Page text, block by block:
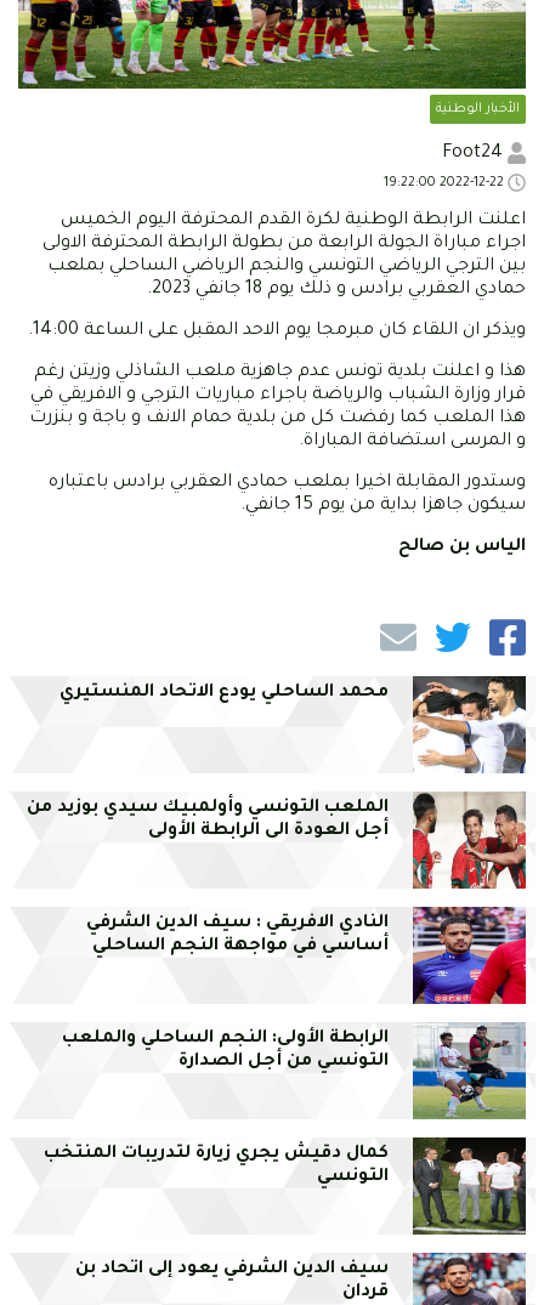
الأخبار الوطنية
اعلنت الرابطة الوطنية لكرة القدم المحترفة اليوم الخميس
اجراء مباراة الجولة الرابعة من بطولة الرابطة المحترفة الاولى
بين الترجي الرياضي التونسي والنجم الرياضي الساحلي بملعب
حمادي العقربي برادس و ذلك يوم 18 جانفي 2023.
ويذكر ان اللقاء كان مبرمجا يوم الاحد المقبل على الساعة 14:00.
هذا و اعلنت بلدية تونس عدم جاهزية ملعب الشاذلي وزيتن رغم
قرار وزارة الشباب والرياضة باجراء مباريات الترجي و الافريقي في
هذا الملعب كما رفضت كل من بلدية حمام الانف و باجة و بنزرت
و المرسى استضافة المباراة.
وستدور المقابلة اخيرا بملعب حمادي العقربي برادس باعتباره
سيكون جاهزا بداية من يوم 15 جانفي.
الياس بن صالح
محمد الساحلي يودع الاتحاد المنستيري
الملعب التونسي وأولمبيك سيدي بوزيد من
أجل العودة الى الرابطة الأولى
النادي الافريقي : سيف الدين الشرفي
أساسي في مواجهة النجم الساحلي
الرابطة الأولى: النجم الساحلي والملعب
التونسي من أجل الصدارة
كمال دقيش يجري زيارة لتدريبات المنتخب
التونسي
سيف الدين الشرفي يعود إلى اتحاد بن
قردان